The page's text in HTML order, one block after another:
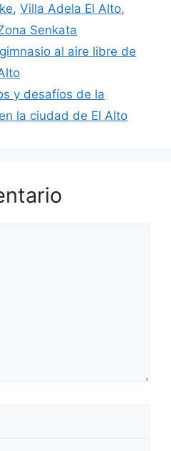
, Villa Adela El Alto,
Senkata
al aire libre de
y desafíos de la
la ciudad de El Alto